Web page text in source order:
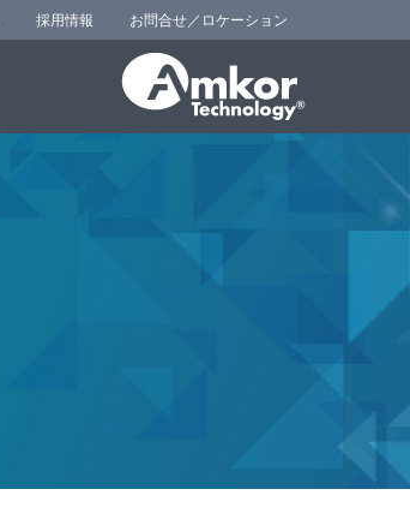
採用情報 お問合せ／ロケーション